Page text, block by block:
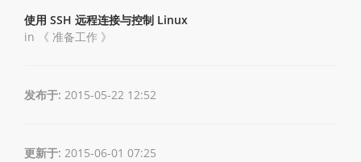
使用 SSH 远程连接与控制 Linux
in 《 准备工作 》
发布于: 2015-05-22 12:52
更新于: 2015-06-01 07:25